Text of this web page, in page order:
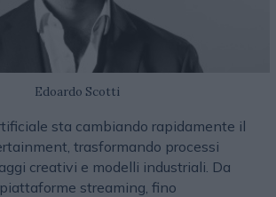
Edoardo Scotti
sta cambiando rapidamente il
trasformando processi
creativi e modelli industriali. Da
streaming, fino